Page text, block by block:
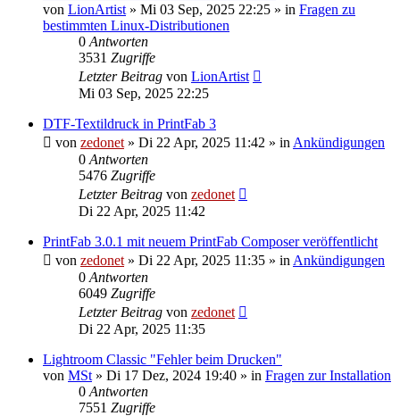
von LionArtist » Mi 03 Sep, 2025 22:25 » in Fragen zu
bestimmten Linux-Distributionen
0 Antworten
3531 Zugriffe
Letzter Beitrag von LionArtist
Mi 03 Sep, 2025 22:25
DTF-Textildruck in PrintFab 3
von zedonet » Di 22 Apr, 2025 11:42 » in Ankündigungen
0 Antworten
5476 Zugriffe
Letzter Beitrag von zedonet
Di 22 Apr, 2025 11:42
PrintFab 3.0.1 mit neuem PrintFab Composer veröffentlicht
von zedonet » Di 22 Apr, 2025 11:35 » in Ankündigungen
0 Antworten
6049 Zugriffe
Letzter Beitrag von zedonet
Di 22 Apr, 2025 11:35
Lightroom Classic "Fehler beim Drucken"
von MSt » Di 17 Dez, 2024 19:40 » in Fragen zur Installation
0 Antworten
7551 Zugriffe